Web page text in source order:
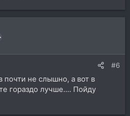
#6
почти не слышно, а вот в
гораздо лучше.... Пойду